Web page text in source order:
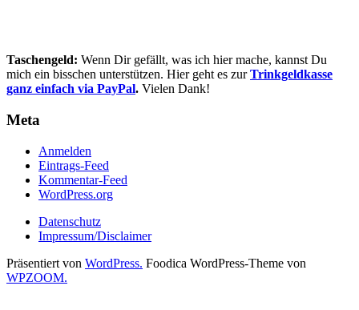
Taschengeld: Wenn Dir gefällt, was ich hier mache, kannst Du
mich ein bisschen unterstützen. Hier geht es zurTrinkgeldkasse
ganz einfach via PayPal. Vielen Dank!
Meta
Anmelden
Eintrags-Feed
Kommentar-Feed
WordPress.org
Datenschutz
Impressum/Disclaimer
Präsentiert von WordPress. Foodica WordPress-Theme von
WPZOOM.